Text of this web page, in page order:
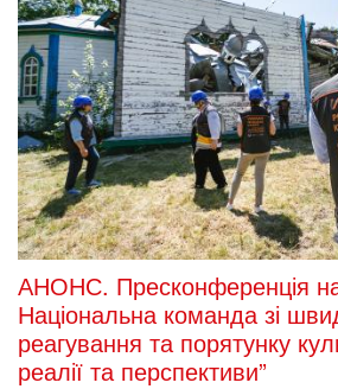
АНОНС. Пресконференція
Національна команда зі
реагування та порятунку
реалії та перспективи”